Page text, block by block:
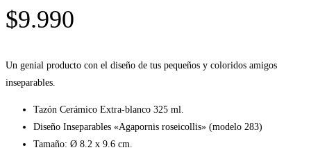
$9.990
Un genial producto con el diseño de tus pequeños y coloridos amigos
inseparables.
Tazón Cerámico Extra-blanco 325 ml.
Diseño Inseparables «Agapornis roseicollis» (modelo 283)
Tamaño: Ø 8.2 x 9.6 cm.